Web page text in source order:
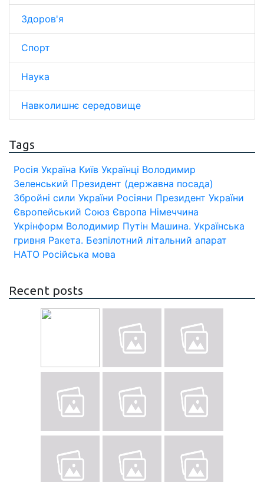
Здоров'я
Спорт
Наука
Навколишнє середовище
Tags
Росія Україна Київ Українці Володимир
Зеленський Президент (державна посада)
Збройні сили України Росіяни Президент України
Європейський Союз Європа Німеччина
Укрінформ Володимир Путін Машина. Українська
гривня Ракета. Безпілотний літальний апарат
НАТО Російська мова
Recent posts